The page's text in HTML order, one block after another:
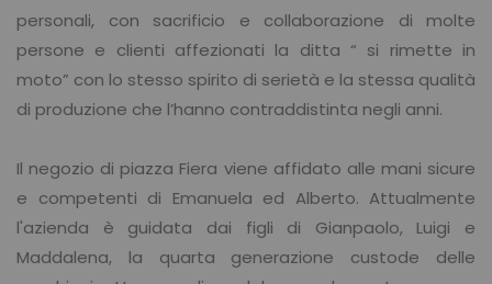
personali, con sacrificio e collaborazione di molte
persone e clienti affezionati la ditta “ si rimette in
moto” con lo stesso spirito di serietà e la stessa qualità
di produzione che l’hanno contraddistinta negli anni.
Il negozio di piazza Fiera viene affidato alle mani sicure
e competenti di Emanuela ed Alberto. Attualmente
l'azienda è guidata dai figli di Gianpaolo, Luigi e
Maddalena, la quarta generazione custode delle